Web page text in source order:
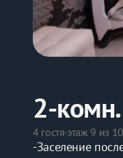
2-
4 гостя·этаж 9 из
-Заселение